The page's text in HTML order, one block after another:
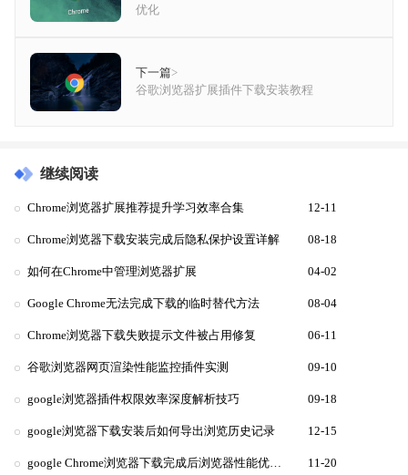
优化
下一篇>
谷歌浏览器扩展插件下载安装教程
继续阅读
Chrome浏览器扩展推荐提升学习效率合集 12-11
Chrome浏览器下载安装完成后隐私保护设置详解 08-18
如何在Chrome中管理浏览器扩展 04-02
Google Chrome无法完成下载的临时替代方法 08-04
Chrome浏览器下载失败提示文件被占用修复 06-11
谷歌浏览器网页渲染性能监控插件实测 09-10
google浏览器插件权限效率深度解析技巧 09-18
google浏览器下载安装后如何导出浏览历史记录 12-15
google Chrome浏览器下载完成后浏览器性能优化深度教程 11-20